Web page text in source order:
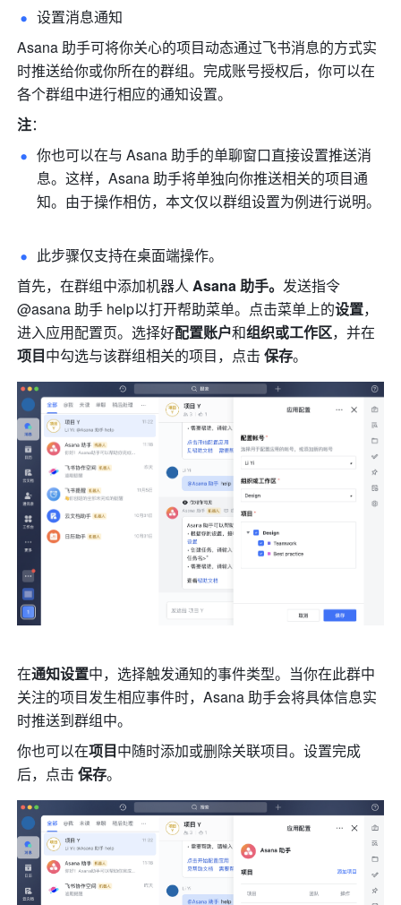
设置消息通知
Asana 助手可将你关心的项目动态通过飞书消息的方式实
时推送给你或你所在的群组。完成账号授权后，你可以在
各个群组中进行相应的通知设置。
注：
你也可以在与 Asana 助手的单聊窗口直接设置推送消
息。这样，Asana 助手将单独向你推送相关的项目通
此步骤仅支持在桌面端操作。
首先，在群组中添加机器人 Asana 助手。发送指令
@asana 助手 help以打开帮助菜单。点击菜单上的设置，
进入应用配置页。选择好配置账户和组织或工作区，并在
项目中勾选与该群组相关的项目，点击 保存。
在通知设置中，选择触发通知的事件类型。当你在此群中
关注的项目发生相应事件时，Asana 助手会将具体信息实
时推送到群组中。
你也可以在项目中随时添加或删除关联项目。设置完成
后，点击 保存。